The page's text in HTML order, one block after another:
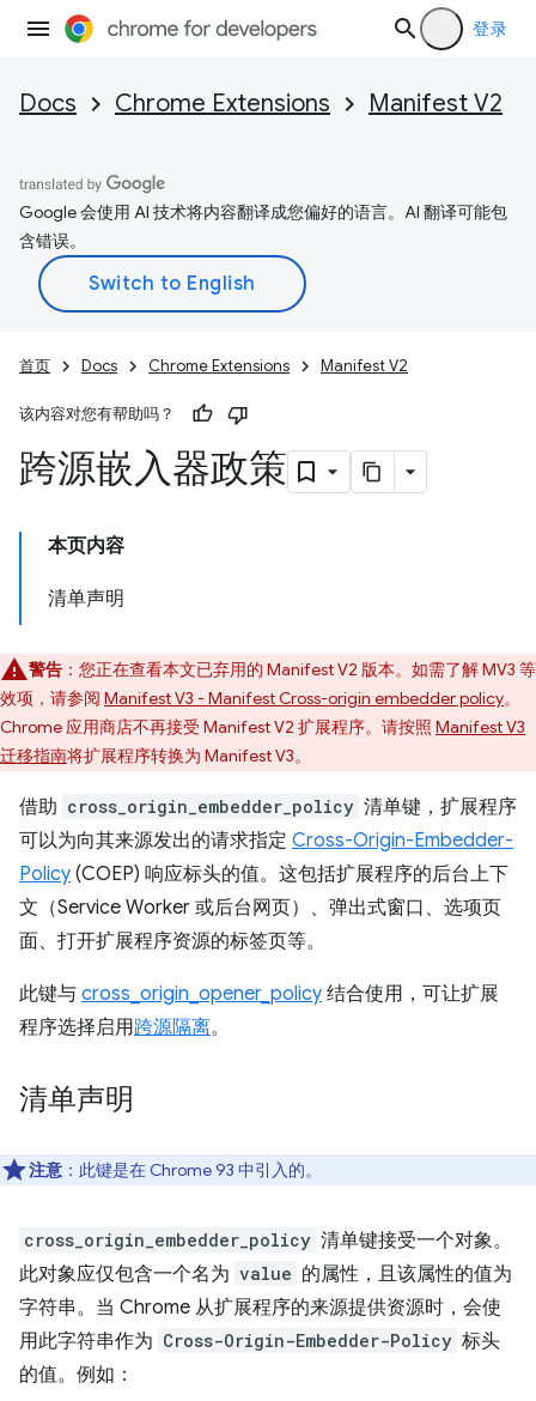
登录
Docs Chrome Extensions Manifest V2
Google 会使用 AI 技术将内容翻译成您偏好的语言。AI 翻译可能包
含错误。
首页 Docs Chrome Extensions Manifest V2
该内容对您有帮助吗？
跨源嵌入器政策
本页内容
清单声明
警告 ：您正在查看本文已弃用的 Manifest V2 版本。如需了解 MV3 等
效项，请参阅 Manifest V3 - Manifest Cross-origin embedder policy。
Chrome 应用商店不再接受 Manifest V2 扩展程序。请按照 Manifest V3
迁移指南将扩展程序转换为 Manifest V3。
借助 cross_origin_embedder_policy 清单键，扩展程序
可以为向其来源发出的请求指定 Cross-Origin-Embedder-
Policy (COEP) 响应标头的值。这包括扩展程序的后台上下
文（Service Worker 或后台网页）、弹出式窗口、选项页
面、打开扩展程序资源的标签页等。
此键与 cross_origin_opener_policy 结合使用，可让扩展
程序选择启用跨源隔离。
清单声明
注意 ：此键是在 Chrome 93 中引入的。
cross_origin_embedder_policy 清单键接受一个对象。
此对象应仅包含一个名为 value 的属性，且该属性的值为
字符串。当 Chrome 从扩展程序的来源提供资源时，会使
用此字符串作为 Cross-Origin-Embedder-Policy 标头
的值。例如：